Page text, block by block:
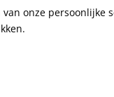
onze persoonlijke